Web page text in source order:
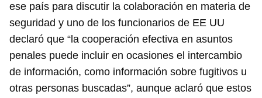
ese país para discutir la colaboración en materia de
seguridad y uno de los funcionarios de EE UU
declaró que “la cooperación efectiva en asuntos
penales puede incluir en ocasiones el intercambio
de información, como información sobre fugitivos u
otras personas buscadas”, aunque aclaró que estos